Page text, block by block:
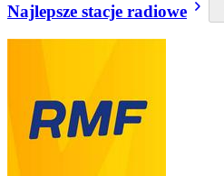
Najlepsze stacje radiowe